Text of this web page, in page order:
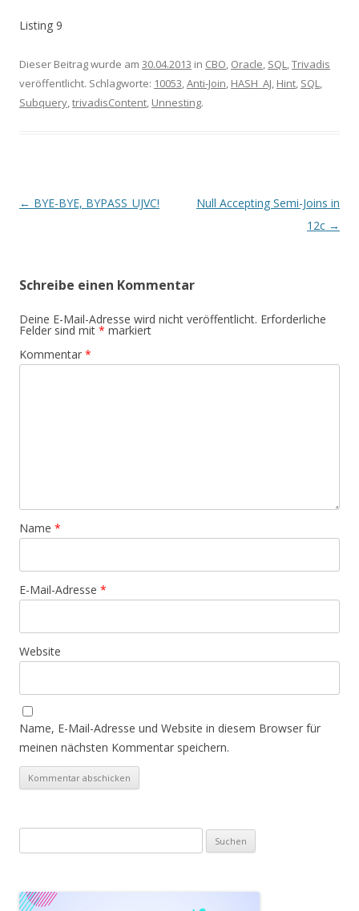
Listing 9
Dieser Beitrag wurde am 30.04.2013 in CBO, Oracle, SQL,Trivadis
veröffentlicht. Schlagworte: 10053,Anti-Join, HASH_AJ, Hint, SQL,
Subquery,trivadisContent, Unnesting.
Beitrags-
← BYE-BYE, BYPASS_UJVC!
Null Accepting Semi-Joins in
12c →
Schreibe einen Kommentar
Deine E-Mail-Adresse wird nicht veröffentlicht. Erforderliche
Felder sind mit * markiert
Kommentar *
Name *
E-Mail-Adresse *
Website
Name, E-Mail-Adresse und Website in diesem Browser für
meinen nächsten Kommentar speichern.
nach: